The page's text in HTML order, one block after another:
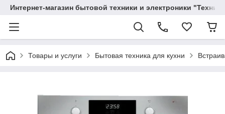
Интернет-магазин бытовой техники и электроники
Товары и услуги Бытовая техника для кухни